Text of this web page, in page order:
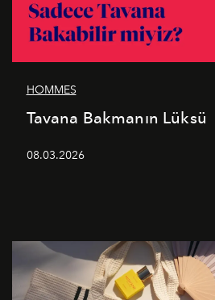
HOMMES
Tavana Bakmanın Lüksü
08.03.2026